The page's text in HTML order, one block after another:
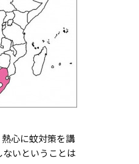
心に蚊対策を講
いということは